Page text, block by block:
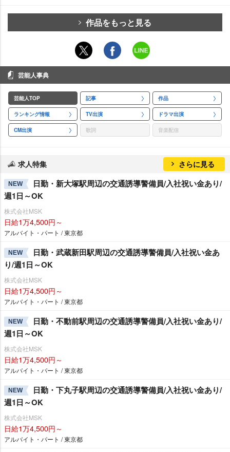
作品をもっと見る
芸能人事典
芸能人TOP 記事 作品
ランキング情報 TV出演 ドラマ出演
CM出演 歌詞 音楽配信
求人特集 さらに見る
NEW
日勤・新大塚駅周辺の交通誘導警備員/入社祝い金あり/
週1日～OK
株式会社MSK
日給1万4,500円～
アルバイト・パート / 東京都
NEW
日勤・武蔵新田駅周辺の交通誘導警備員/入社祝い金あ
り/週1日～OK
株式会社MSK
日給1万4,500円～
アルバイト・パート / 東京都
NEW
日勤・不動前駅周辺の交通誘導警備員/入社祝い金あり/
週1日～OK
株式会社MSK
日給1万4,500円～
アルバイト・パート / 東京都
NEW
日勤・下丸子駅周辺の交通誘導警備員/入社祝い金あり/
週1日～OK
株式会社MSK
日給1万4,500円～
アルバイト・パート / 東京都